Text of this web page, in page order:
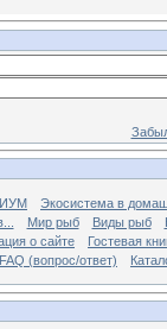
Экосистема в
Мир рыб Виды рыб
о сайте
Гостевая
FAQ (вопрос/ответ)